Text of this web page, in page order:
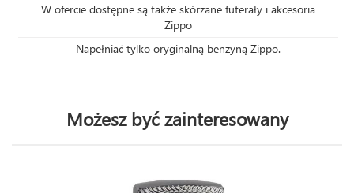
W ofercie dostępne są także skórzane futerały i akcesoria
Zippo
Napełniać tylko oryginalną benzyną Zippo.
Możesz być zainteresowany